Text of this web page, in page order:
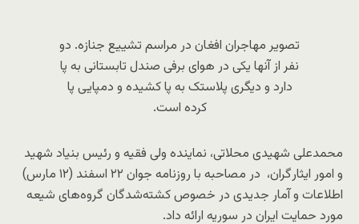
تصویر مهاجران افغان در مراسم تشییع جنازه. دو
نفر از آنها یکی در هوای برفی صندل تابستانی به پا
دارد و دیگری پلاستک به پا کشیده و دمپایی پا
کرده است.
محمدعلی شهیدی محلاتی، نماینده ولی فقیه و رئیس بنیاد شهید
و امور ایثار‌گران، در مصاحبه با روزنامه جوان ۲۲ اسفند (۱۲ مارس)
اطلاعات و آمار جدیدی در خصوص کشته‌شدگان گروه‌های شیعه
مورد حمایت ایران در سوریه ارائه داد.